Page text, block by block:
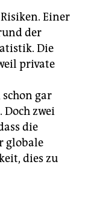
Einer
der
Die
private
gar
Doch zwei
die
globale
dies zu